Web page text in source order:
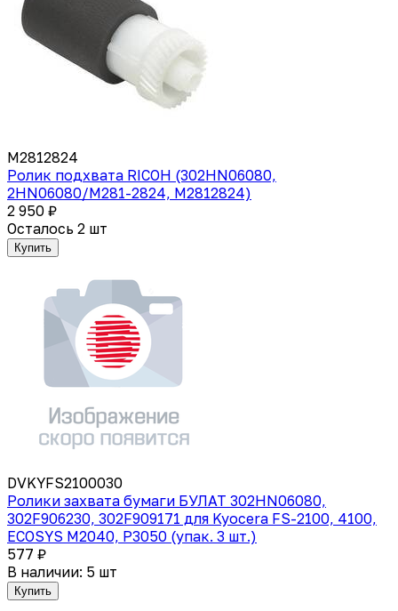
M2812824
Ролик подхвата RICOH (302HN06080,
2HN06080/M281-2824, M2812824)
2 950 ₽
Осталось 2 шт
Купить
DVKYFS2100030
Ролики захвата бумаги БУЛАТ 302HN06080,
302F906230, 302F909171 для Kyocera FS-2100, 4100,
ECOSYS M2040, P3050 (упак. 3 шт.)
577 ₽
В наличии: 5 шт
Купить